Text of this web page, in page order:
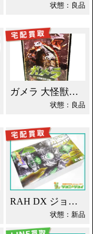
状態：良品
ガメラ 大怪獣空中決戦 ソフビ買取！
状態：良品
RAH DX ジョーカー 仮面ライダーブレイド買取！
状態：新品